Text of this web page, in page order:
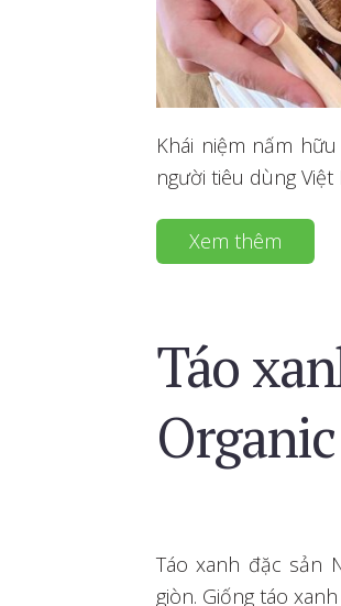
Khái niệm nấm
người tiêu dùng
Xem thêm
Táo
Táo xanh đặc sản
giòn. Giống táo